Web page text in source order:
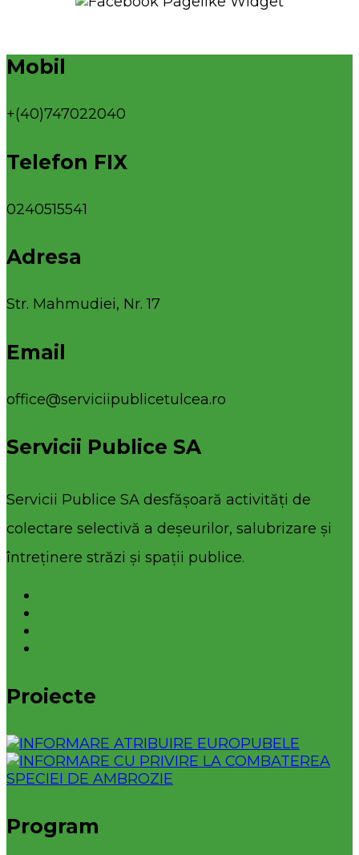
Mobil
+(40)747022040
Telefon FIX
0240515541
Adresa
Str. Mahmudiei, Nr. 17
Email
office@serviciipublicetulcea.ro
Servicii Publice SA
Servicii Publice SA desfășoară activități de
colectare selectivă a deșeurilor, salubrizare și
întreținere străzi și spații publice.
Proiecte
Program